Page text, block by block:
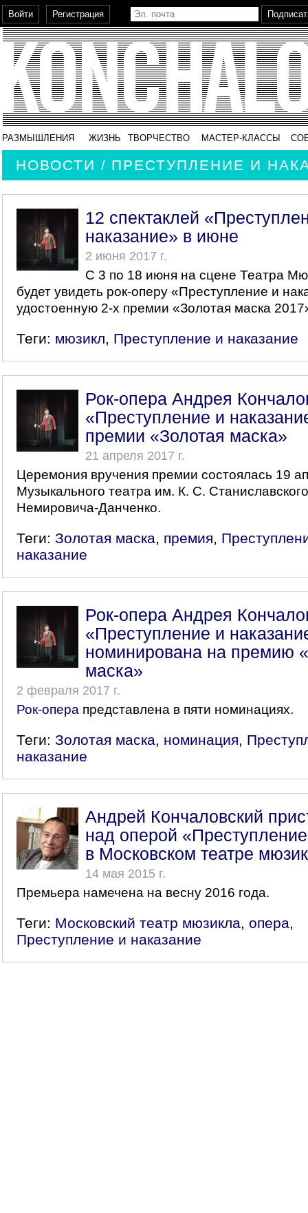
РАЗМЫШЛЕНИЯ ЖИЗНЬ ТВОРЧЕСТВО МАСТЕР-КЛАССЫ
НОВОСТИ / ПРЕСТУПЛЕНИЕ И
12 спектаклей
наказание» в июне
2 июня 2017 г.
С 3 по 18 июня на сцене Театра
будет увидеть рок-оперу «Преступление и
удостоенную 2-х премии «Золотая маска
Теги: мюзикл, Преступление и наказание
Рок-опера Андрея
«Преступление и
премии «Золотая маска»
21 апреля 2017 г.
Церемония вручения премии состоялась 19
Музыкального театра им. К. С.
Немировича-Данченко.
Теги: Золотая маска, премия,
наказание
Рок-опера Андрея
«Преступление и
номинирована на премию
маска»
2 февраля 2017 г.
Рок-опера представлена в пяти номинациях.
Теги: Золотая маска, номинация,
наказание
Андрей Кончаловский
над оперой
в Московском театре
14 мая 2015 г.
Премьера намечена на весну 2016 года.
Теги: Московский театр мюзикла, опера,
Преступление и наказание